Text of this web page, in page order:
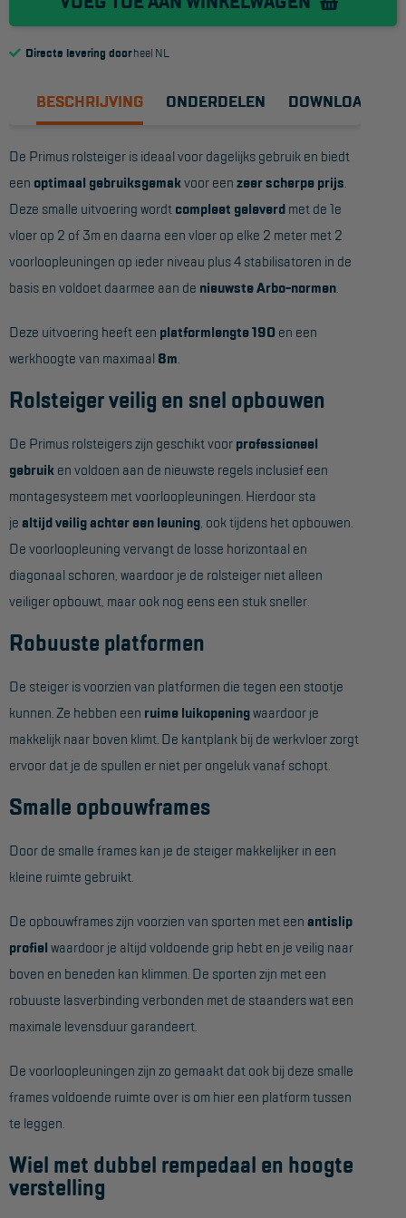
Reddingsmiddelen
CombiDeals
MAATWERK
VERHUUR
Steigers
Rolsteigers
Schilderstellingen
Gevelsteigers
Steiger overkapping
Hangbruginstallaties
Schilderwerkzaamheden
Industrieel onderhoud
Hoogwerkers
Knikarmhoogwerkers
Spinhoogwerkers
Schaarhoogwerkers
Masthoogwerkers
Projectvoorbeelden
KEURING
Ladders en trappen
Steigers
Valbeveiliging
Reparatie en onderhoud
Directe levering doorheel NL
BESCHRIJVING ONDERDELEN DOWNLOADS
De Primus rolsteiger is ideaal voor dagelijks gebruik en biedt
een optimaal gebruiksgemakvoor een zeer scherpe prijs
Deze smalle uitvoering wordt compleet geleverd met de 1e
vloer op 2 of 3m en daarna een vloer op elke 2 meter met 2
voorloopleuningen op ieder niveau plus 4 stabilisatoren in de
basis en voldoet daarmee aan de nieuwste Arbo-normen
Deze uitvoering heeft een platformlengte 190 en een
werkhoogte van maximaal 8m
Rolsteiger veilig en snel opbouwen
De Primus rolsteigers zijn geschikt voor professioneel
gebruik en voldoen aan de nieuwste regels inclusief een
montagesysteem met voorloopleuningen. Hierdoor sta
je altijd veilig achter een leuning , ook tijdens het opbouwen.
De voorloopleuning vervangt de losse horizontaal en
diagonaal schoren, waardoor je de rolsteiger niet alleen
veiliger opbouwt, maar ook nog eens een stuk sneller.
Robuuste platformen
De steiger is voorzien van platformen die tegen een stootje
kunnen. Ze hebben een ruime luikopeningwaardoor je
makkelijk naar boven klimt. De kantplank bij de werkvloer zorgt
ervoor dat je de spullen er niet per ongeluk vanaf schopt.
Smalle opbouwframes
Door de smalle frames kan je de steiger makkelijker in een
kleine ruimte gebruikt.
De opbouwframes zijn voorzien van sporten met een antislip
profiel waardoor je altijd voldoende grip hebt en je veilig naar
boven en beneden kan klimmen. De sporten zijn met een
robuuste lasverbinding verbonden met de staanders wat een
maximale levensduur garandeert.
De voorloopleuningen zijn zo gemaakt dat ook bij deze smalle
frames voldoende ruimte over is om hier een platform tussen
te leggen.
Wiel met dubbel rempedaal en hoogte
verstelling